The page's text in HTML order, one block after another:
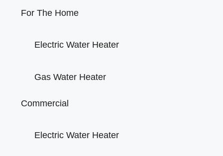
For The Home
Electric Water Heater
Gas Water Heater
Commercial
Electric Water Heater